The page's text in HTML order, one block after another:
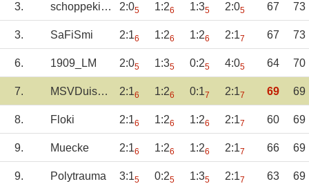
3. schoppekicker 2:05 1:26 1:35 2:05 67 73
3. SaFiSmi 2:16 1:26 1:26 2:17 67 73
6. 1909_LM 2:05 1:35 0:25 4:05 64 70
7. MSVDuisburg 2:16 1:26 0:17 2:17 69 69
8. Floki 2:16 1:26 1:26 2:17 60 69
9. Muecke 2:16 1:26 1:26 2:17 66 69
9. Polytrauma 3:15 0:25 1:35 2:17 63 69